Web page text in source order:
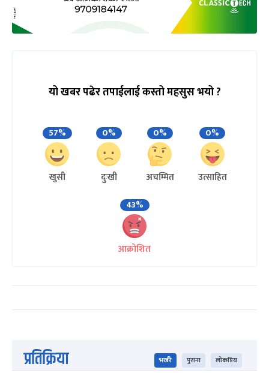
यो खबर पढेर तपाईलाई कस्तो महसुस भयो ?
57%
खुसी
0%
दुःखी
0%
अचम्मित
0%
उत्साहित
43%
आक्रोशित
प्रतिक्रिया भर्खरै पुराना लोकप्रिय